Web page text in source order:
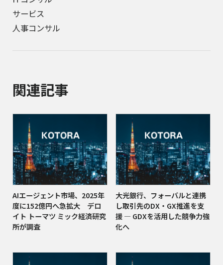
サービス
人事コンサル
関連記事
AIエージェント市場、2025年
度に152億円へ急拡大 デロ
イト トーマツ ミック経済研究
所が調査
大光銀行、フォーバルと連携
し取引先のDX・GX推進を支
援 ― GDXを活用した競争力強
化へ